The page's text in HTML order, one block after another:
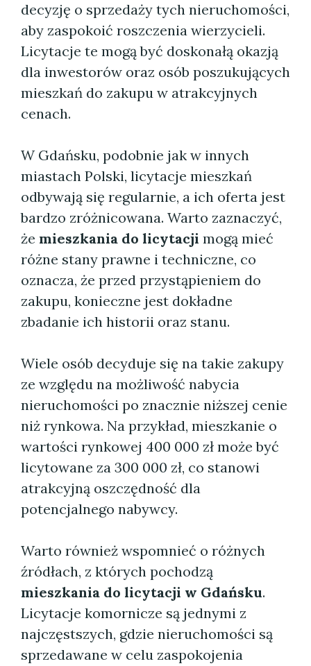
decyzję o sprzedaży tych nieruchomości,
aby zaspokoić roszczenia wierzycieli.
Licytacje te mogą być doskonałą okazją
dla inwestorów oraz osób poszukujących
mieszkań do zakupu w atrakcyjnych
cenach.
W Gdańsku, podobnie jak w innych
miastach Polski, licytacje mieszkań
odbywają się regularnie, a ich oferta jest
bardzo zróżnicowana. Warto zaznaczyć,
że mieszkania do licytacji mogą mieć
różne stany prawne i techniczne, co
oznacza, że przed przystąpieniem do
zakupu, konieczne jest dokładne
zbadanie ich historii oraz stanu.
Wiele osób decyduje się na takie zakupy
ze względu na możliwość nabycia
nieruchomości po znacznie niższej cenie
niż rynkowa. Na przykład, mieszkanie o
wartości rynkowej 400 000 zł może być
licytowane za 300 000 zł, co stanowi
atrakcyjną oszczędność dla
potencjalnego nabywcy.
Warto również wspomnieć o różnych
źródłach, z których pochodzą
mieszkania do licytacji w Gdańsku.
Licytacje komornicze są jednymi z
najczęstszych, gdzie nieruchomości są
sprzedawane w celu zaspokojenia